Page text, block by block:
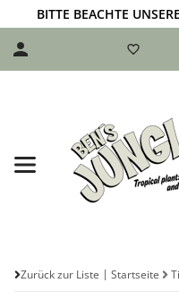
BITTE BEACHTE
Zurück zur Liste Startseite